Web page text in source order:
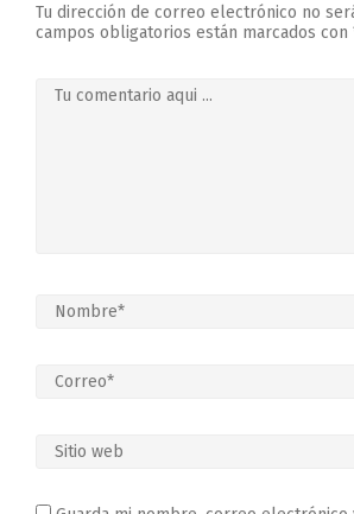
Tu dirección de correo electrónico no
campos obligatorios están marcados con